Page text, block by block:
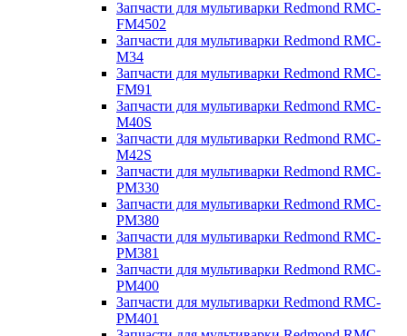
Запчасти для мультиварки Redmond RMC-
FM4502
Запчасти для мультиварки Redmond RMC-
M34
Запчасти для мультиварки Redmond RMC-
FM91
Запчасти для мультиварки Redmond RMC-
M40S
Запчасти для мультиварки Redmond RMC-
M42S
Запчасти для мультиварки Redmond RMC-
PM330
Запчасти для мультиварки Redmond RMC-
PM380
Запчасти для мультиварки Redmond RMC-
PM381
Запчасти для мультиварки Redmond RMC-
PM400
Запчасти для мультиварки Redmond RMC-
PM401